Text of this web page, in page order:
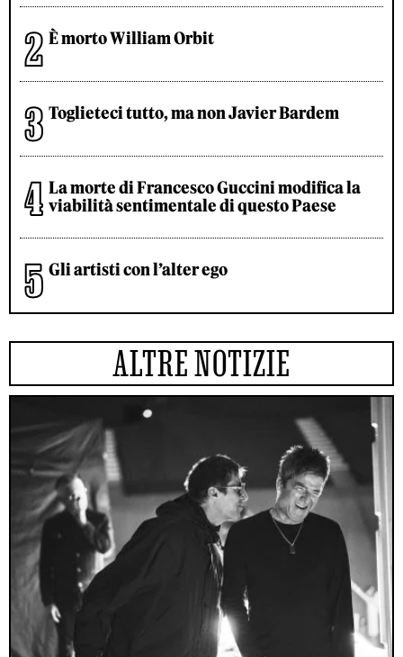
È morto William Orbit
Toglieteci tutto, ma non Javier Bardem
La morte di Francesco Guccini modifica la
viabilità sentimentale di questo Paese
Gli artisti con l’alter ego
ALTRE NOTIZIE